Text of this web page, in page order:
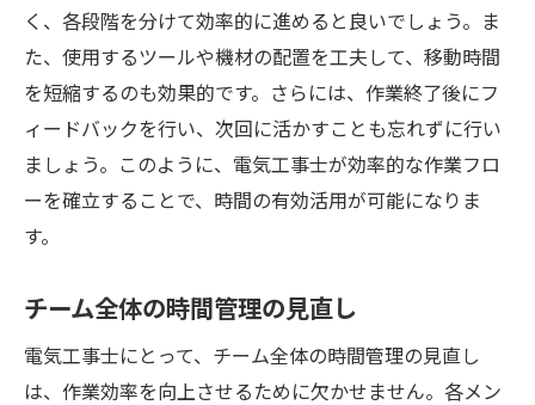
く、各段階を分けて効率的に進めると良いでしょう。ま
た、使用するツールや機材の配置を工夫して、移動時間
を短縮するのも効果的です。さらには、作業終了後にフ
ィードバックを行い、次回に活かすことも忘れずに行い
ましょう。このように、電気工事士が効率的な作業フロ
ーを確立することで、時間の有効活用が可能になりま
す。
チーム全体の時間管理の見直し
電気工事士にとって、チーム全体の時間管理の見直し
は、作業効率を向上させるために欠かせません。各メン